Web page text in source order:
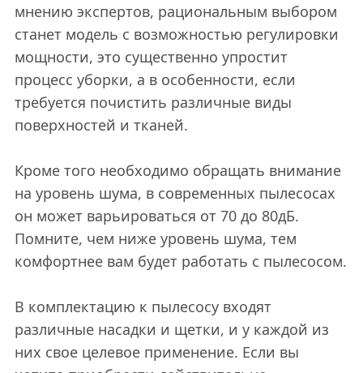
мнению экспертов, рациональным выбором
станет модель с возможностью регулировки
мощности, это существенно упростит
процесс уборки, а в особенности, если
требуется почистить различные виды
поверхностей и тканей.
Кроме того необходимо обращать внимание
на уровень шума, в современных пылесосах
он может варьироваться от 70 до 80дБ.
Помните, чем ниже уровень шума, тем
комфортнее вам будет работать с пылесосом.
В комплектацию к пылесосу входят
различные насадки и щетки, и у каждой из
них свое целевое применение. Если вы